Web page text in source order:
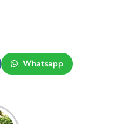
Whatsapp